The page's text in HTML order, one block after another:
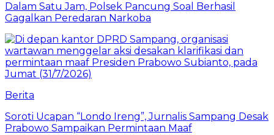
Dalam Satu Jam, Polsek Pancung Soal Berhasil
Gagalkan Peredaran Narkoba
Berita
Soroti Ucapan “Londo Ireng”, Jurnalis Sampang Desak
Prabowo Sampaikan Permintaan Maaf